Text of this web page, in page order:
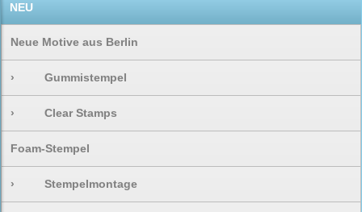
NEU
Neue Motive aus Berlin
› Gummistempel
› Clear Stamps
Foam-Stempel
› Stempelmontage